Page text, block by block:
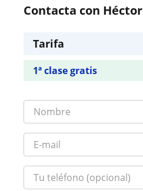
Contacta con Héctor
Tarifa
1ª clase gratis